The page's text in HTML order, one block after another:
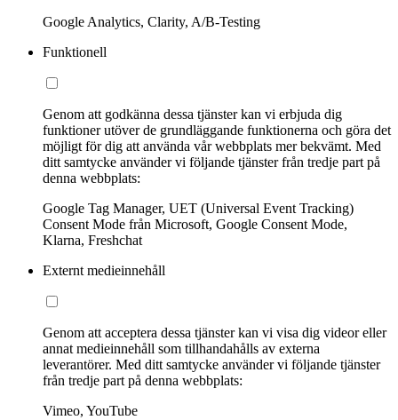
Google Analytics, Clarity, A/B-Testing
Funktionell
Genom att godkänna dessa tjänster kan vi erbjuda dig
funktioner utöver de grundläggande funktionerna och göra det
möjligt för dig att använda vår webbplats mer bekvämt. Med
ditt samtycke använder vi följande tjänster från tredje part på
denna webbplats:
Google Tag Manager, UET (Universal Event Tracking)
Consent Mode från Microsoft, Google Consent Mode,
Klarna, Freshchat
Externt medieinnehåll
Genom att acceptera dessa tjänster kan vi visa dig videor eller
annat medieinnehåll som tillhandahålls av externa
leverantörer. Med ditt samtycke använder vi följande tjänster
från tredje part på denna webbplats:
Vimeo, YouTube